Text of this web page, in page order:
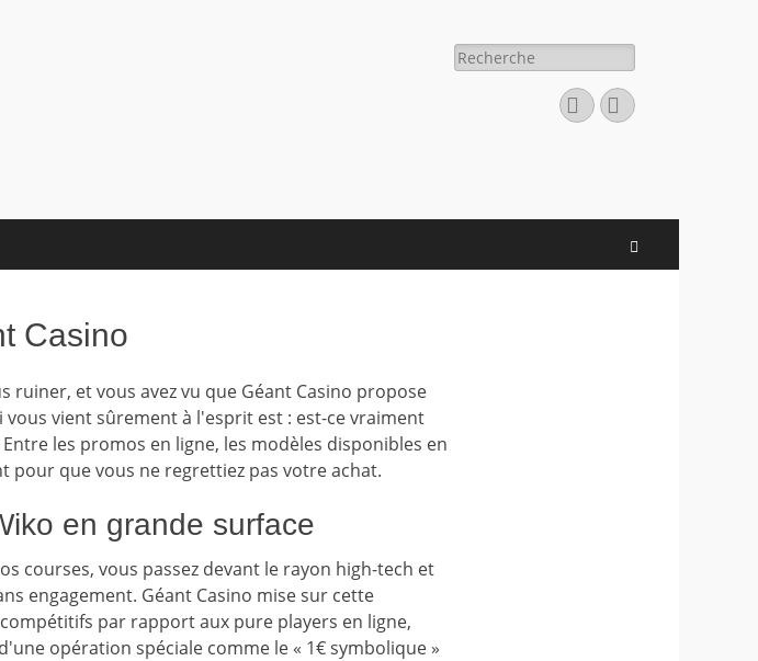
Rechercher :
Facebook
E-
mail
Casino
et vous avez vu que Géant Casino propose
vient sûrement à l'esprit est : est-ce vraiment
les promos en ligne, les modèles disponibles en
pour que vous ne regrettiez pas votre achat.
en grande surface
courses, vous passez devant le rayon high-tech et
engagement. Géant Casino mise sur cette
par rapport aux pure players en ligne,
opération spéciale comme le « 1€ symbolique »